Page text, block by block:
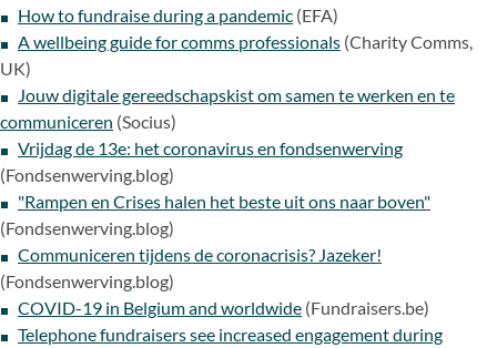
How to fundraise during a pandemic (EFA)
A wellbeing guide for comms professionals (Charity Comms,
UK)
Jouw digitale gereedschapskist om samen te werken en te
communiceren (Socius)
Vrijdag de 13e: het coronavirus en fondsenwerving
(Fondsenwerving.blog)
"Rampen en Crises halen het beste uit ons naar boven"
(Fondsenwerving.blog)
Communiceren tijdens de coronacrisis? Jazeker!
(Fondsenwerving.blog)
COVID-19 in Belgium and worldwide (Fundraisers.be)
Telephone fundraisers see increased engagement during